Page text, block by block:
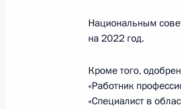
23 марта 2022
квалификациям
23 марта 2022 года,
Национальным
на 2022 год.
Кроме того,
«Работник
«Специалист в